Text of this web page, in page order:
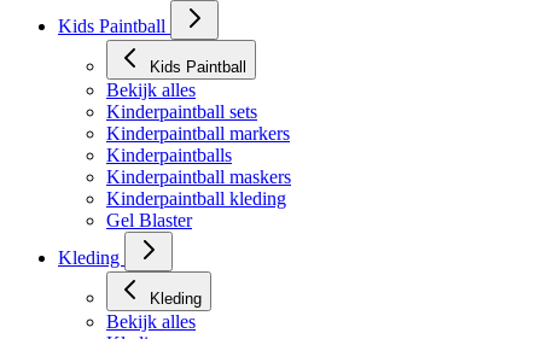
Hopper Speed Feed
Kids Paintball
Kids Paintball
Bekijk alles
Kinderpaintball sets
Kinderpaintball markers
Kinderpaintballs
Kinderpaintball maskers
Kinderpaintball kleding
Gel Blaster
Kleding